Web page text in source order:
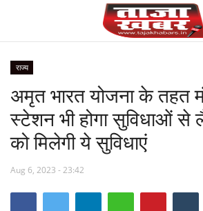
देश
मध्य प्रदेश
विश्व
राज्य
अमृत भारत योजना के तहत
स्टेशन भी होगा सुविधाओं से
को मिलेगी ये सुविधाएं
Aug 6, 2023 - 23:42